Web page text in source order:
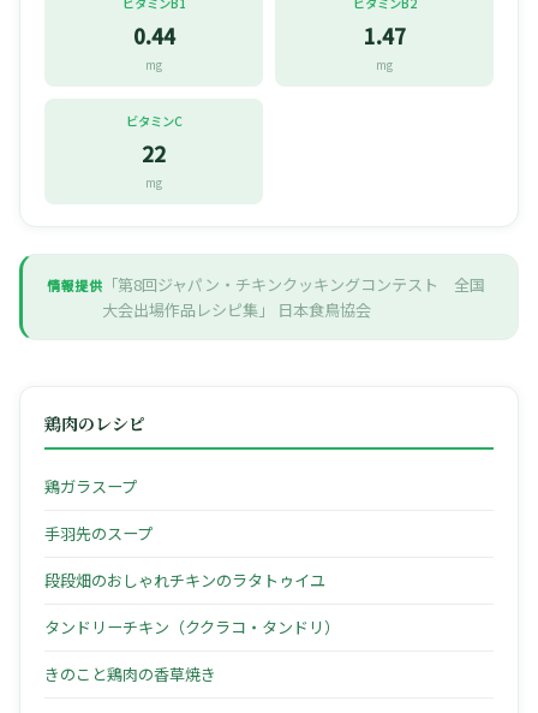
0.44
mg
1.47
mg
ビタミンC
22
mg
情報提供 「第8回ジャパン・チキンクッキングコンテスト 全国
大会出場作品レシピ集」
日本食鳥協会
鶏肉のレシピ
鶏ガラスープ
手羽先のスープ
段段畑のおしゃれチキンのラタトゥイユ
タンドリーチキン（ククラコ・タンドリ）
きのこと鶏肉の香草焼き